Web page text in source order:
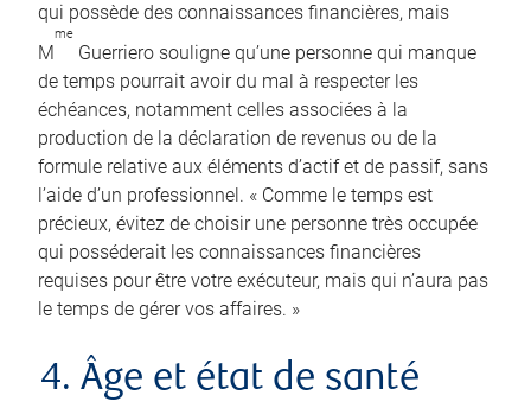
qui possède des connaissances financières, mais
M
me
Guerriero souligne qu’une personne qui manque
de temps pourrait avoir du mal à respecter les
échéances, notamment celles associées à la
production de la déclaration de revenus ou de la
formule relative aux éléments d’actif et de passif, sans
l’aide d’un professionnel. « Comme le temps est
précieux, évitez de choisir une personne très occupée
qui posséderait les connaissances financières
requises pour être votre exécuteur, mais qui n’aura pas
le temps de gérer vos affaires. »
4. Âge et état de santé